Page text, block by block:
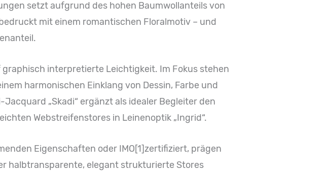
setzt aufgrund des hohen Baumwollanteils von
mit einem romantischen Floralmotiv – und
interpretierte Leichtigkeit. Im Fokus stehen
harmonischen Einklang von Dessin, Farbe und
„Skadi“ ergänzt als idealer Begleiter den
Webstreifenstores in Leinenoptik „Ingrid“.
Eigenschaften oder IMO[1]zertifiziert, prägen
halbtransparente, elegant strukturierte Stores